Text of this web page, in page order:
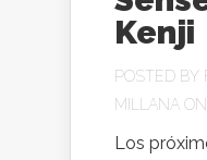
Kenji
POSTED BY
MILLANA
Los